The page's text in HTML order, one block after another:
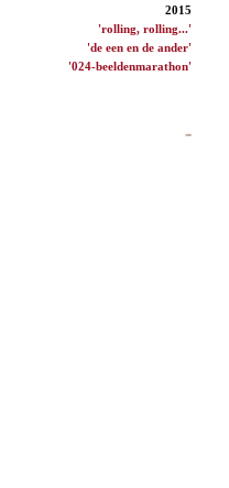
2015
'rolling, rolling...'
'de een en de ander'
'024-beeldenmarathon'